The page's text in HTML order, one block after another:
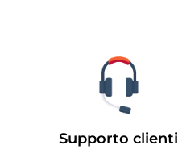
Supporto clienti